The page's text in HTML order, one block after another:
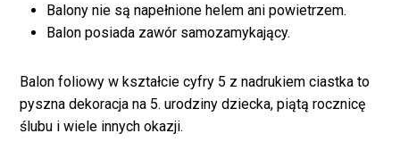
Brak produktów w
koszyku.
Balony nie są napełnione helem ani powietrzem.
Balon posiada zawór samozamykający.
Balon foliowy w kształcie cyfry 5 z nadrukiem ciastka to
pyszna dekoracja na 5. urodziny dziecka, piątą rocznicę
ślubu i wiele innych okazji.